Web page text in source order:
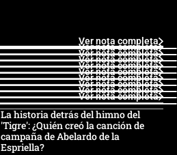
Ver nota completa
Ver nota completa
Ver nota completa
Ver nota completa
Ver nota completa
Ver nota completa
Ver nota completa
Ver nota completa
Ver nota completa
Ver nota completa
La historia detrás del himno del
'Tigre': ¿Quién creó la canción de
campaña de Abelardo de la
Espriella?